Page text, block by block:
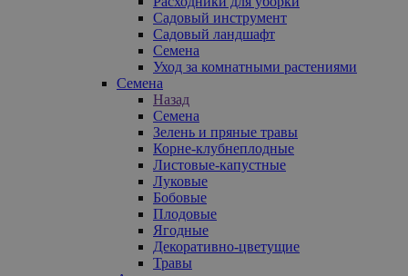
Садовый инструмент
Садовый ландшафт
Семена
Уход за комнатными растениями
Семена
Назад
Семена
Зелень и пряные травы
Корне-клубнеплодные
Листовые-капустные
Луковые
Бобовые
Плодовые
Ягодные
Декоративно-цветущие
Травы